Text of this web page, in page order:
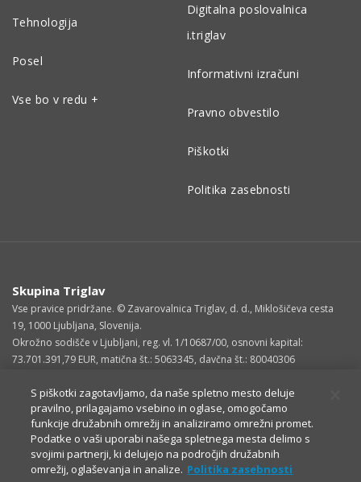
Tehnologija
Posel
Vse bo v redu +
Digitalna poslovalnica
i.triglav
Informativni izračuni
Pravno obvestilo
Piškotki
Politika zasebnosti
Skupina Triglav
Vse pravice pridržane. © Zavarovalnica Triglav, d. d., Miklošičeva cesta
19, 1000 Ljubljana, Slovenija.
Okrožno sodišče v Ljubljani, reg. vl. 1/10687/00, osnovni kapital:
73.701.391,79 EUR, matična št.: 5063345, davčna št.: 80040306
S piškotki zagotavljamo, da naše spletno mesto deluje
pravilno, prilagajamo vsebino in oglase, omogočamo
funkcije družabnih omrežij in analiziramo omrežni promet.
Podatke o vaši uporabi našega spletnega mesta delimo s
svojimi partnerji, ki delujejo na področjih družabnih
omrežij, oglaševanja in analize. Politika zasebnosti